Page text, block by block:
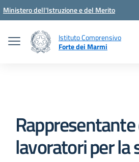
Vai ai contenuti
Vai al menu di navigazione
Vai al footer
Ministero dell'Istruzione e del Merito
Istituto Comprensivo
Forte dei Marmi
lavoratori per la